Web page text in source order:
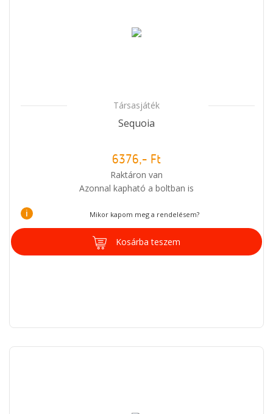
Társasjáték
Sequoia
6376,- Ft
Raktáron van
Azonnal kapható a boltban is
i Mikor kapom meg a rendelésem?
Kosárba teszem